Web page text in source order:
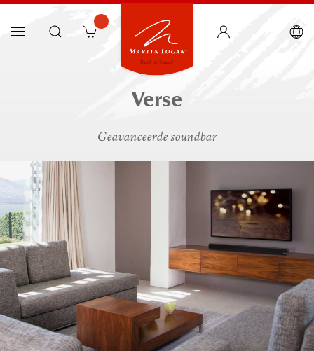
Verse
Geavanceerde soundbar